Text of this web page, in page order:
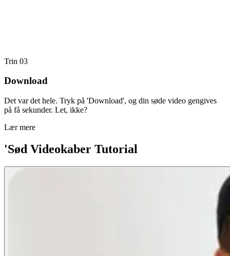
Trin 03
Download
Det var det hele. Tryk på 'Download', og din søde video gengives
på få sekunder. Let, ikke?
Lær mere
'Sød Videokaber Tutorial